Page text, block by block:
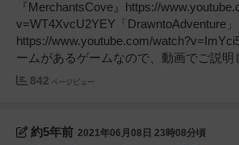
『MerchantsCove』https://
v=WT4XvcU2YEY「DrawntoAdventure」
https://www.youtube.com/
ームがあるゲームなので、動画でご説明
842 ページビュー
約5年前 2021年06月08日 23時08分頃